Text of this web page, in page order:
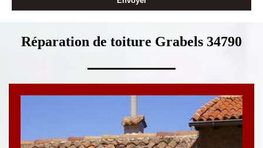
Réparation de toiture Grabels 34790